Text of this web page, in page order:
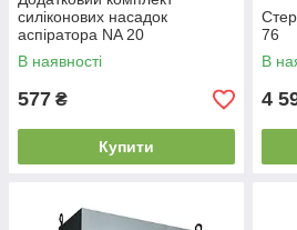
силіконових насадок
аспіратора NA 20
В наявності
577 ₴
Купити
76
В
4